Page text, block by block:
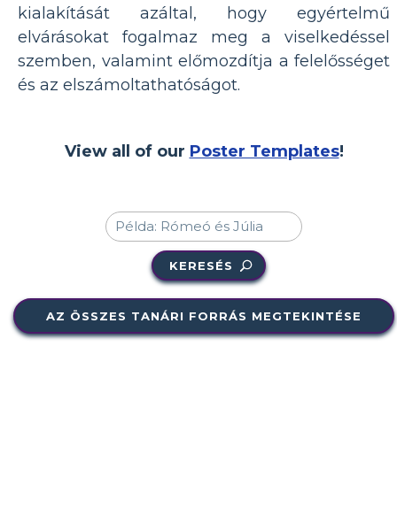
kialakítását azáltal, hogy egyértelmű
elvárásokat fogalmaz meg a viselkedéssel
szemben, valamint előmozdítja a felelősséget
és az elszámoltathatóságot.
View all of our Poster Templates!
KERESÉS
AZ ÖSSZES TANÁRI FORRÁS MEGTEKINTÉSE